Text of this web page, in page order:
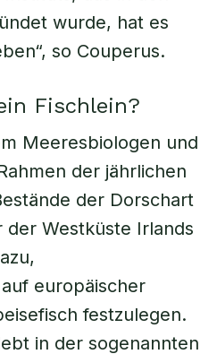
wurde, hat es
so Couperus.
Fischlein?
Meeresbiologen und
der jährlichen
der Dorschart
der Westküste Irlands
europäischer
festzulegen.
in der sogenannten